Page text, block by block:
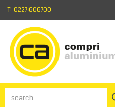
T: 0227 606700